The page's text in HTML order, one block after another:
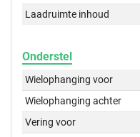
Laadruimte inhoud
Onderstel
Wielophanging voor
Wielophanging achter
Vering voor